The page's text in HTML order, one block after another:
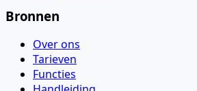
Bronnen
Over ons
Tarieven
Functies